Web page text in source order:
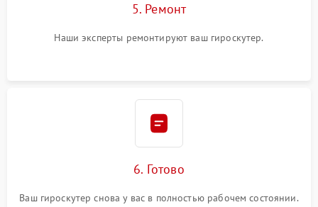
5. Ремонт
Наши эксперты ремонтируют ваш гироскутер.
6. Готово
Ваш гироскутер снова у вас в полностью рабочем состоянии.